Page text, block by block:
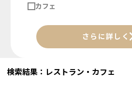
カフェ
さらに詳しく
検索結果：レストラン・カフェ